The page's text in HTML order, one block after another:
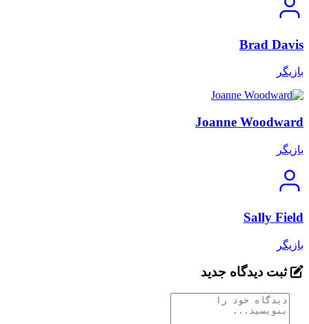
Brad Davis
بازیگر
Joanne Woodward
بازیگر
Sally Field
بازیگر
ثبت دیدگاه جدید